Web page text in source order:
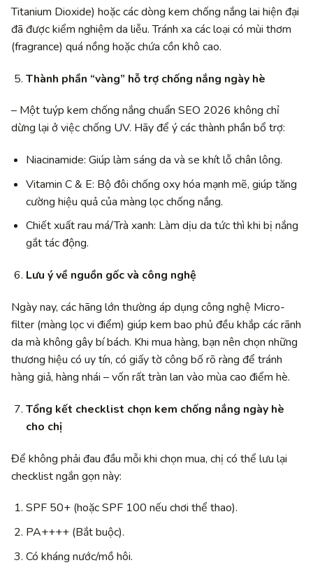
Titanium Dioxide) hoặc các dòng kem chống nắng lai hiện đại
đã được kiểm nghiệm da liễu. Tránh xa các loại có mùi thơm
(fragrance) quá nồng hoặc chứa cồn khô cao.
Thành phần “vàng” hỗ trợ chống nắng ngày hè
– Một tuýp kem chống nắng chuẩn SEO 2026 không chỉ
dừng lại ở việc chống UV. Hãy để ý các thành phần bổ trợ:
Niacinamide: Giúp làm sáng da và se khít lỗ chân lông.
Vitamin C & E: Bộ đôi chống oxy hóa mạnh mẽ, giúp tăng
cường hiệu quả của màng lọc chống nắng.
Chiết xuất rau má/Trà xanh: Làm dịu da tức thì khi bị nắng
gắt tác động.
Lưu ý về nguồn gốc và công nghệ
Ngày nay, các hãng lớn thường áp dụng công nghệ Micro-
filter (màng lọc vi điểm) giúp kem bao phủ đều khắp các rãnh
da mà không gây bí bách. Khi mua hàng, bạn nên chọn những
thương hiệu có uy tín, có giấy tờ công bố rõ ràng để tránh
hàng giả, hàng nhái – vốn rất tràn lan vào mùa cao điểm hè.
Tổng kết checklist chọn kem chống nắng ngày hè
cho chị
Để không phải đau đầu mỗi khi chọn mua, chị có thể lưu lại
checklist ngắn gọn này:
SPF 50+ (hoặc SPF 100 nếu chơi thể thao).
PA++++ (Bắt buộc).
Có kháng nước/mồ hôi.